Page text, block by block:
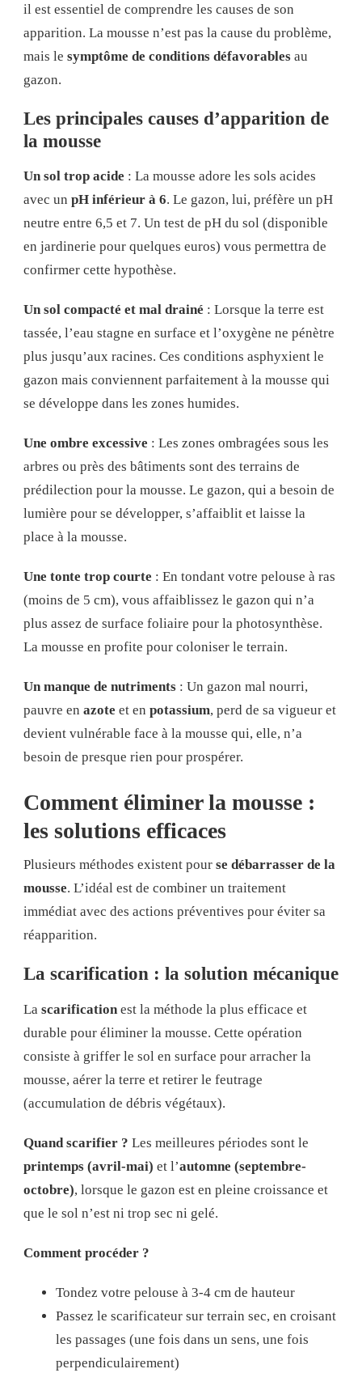
il est essentiel de comprendre les causes de son
apparition. La mousse n’est pas la cause du problème,
mais le symptôme de conditions défavorables au
gazon.
Les principales causes d’apparition de
la mousse
Un sol trop acide : La mousse adore les sols acides
avec un pH inférieur à 6. Le gazon, lui, préfère un pH
neutre entre 6,5 et 7. Un test de pH du sol (disponible
en jardinerie pour quelques euros) vous permettra de
confirmer cette hypothèse.
Un sol compacté et mal drainé : Lorsque la terre est
tassée, l’eau stagne en surface et l’oxygène ne pénètre
plus jusqu’aux racines. Ces conditions asphyxient le
gazon mais conviennent parfaitement à la mousse qui
se développe dans les zones humides.
Une ombre excessive : Les zones ombragées sous les
arbres ou près des bâtiments sont des terrains de
prédilection pour la mousse. Le gazon, qui a besoin de
lumière pour se développer, s’affaiblit et laisse la
place à la mousse.
Une tonte trop courte : En tondant votre pelouse à ras
(moins de 5 cm), vous affaiblissez le gazon qui n’a
plus assez de surface foliaire pour la photosynthèse.
La mousse en profite pour coloniser le terrain.
Un manque de nutriments : Un gazon mal nourri,
pauvre en azote et en potassium, perd de sa vigueur et
devient vulnérable face à la mousse qui, elle, n’a
besoin de presque rien pour prospérer.
Comment éliminer la mousse :
les solutions efficaces
Plusieurs méthodes existent pour se débarrasser de la
mousse. L’idéal est de combiner un traitement
immédiat avec des actions préventives pour éviter sa
réapparition.
La scarification : la solution mécanique
La scarification est la méthode la plus efficace et
durable pour éliminer la mousse. Cette opération
consiste à griffer le sol en surface pour arracher la
mousse, aérer la terre et retirer le feutrage
(accumulation de débris végétaux).
Quand scarifier ? Les meilleures périodes sont le
printemps (avril-mai) et l’automne (septembre-
octobre), lorsque le gazon est en pleine croissance et
que le sol n’est ni trop sec ni gelé.
Comment procéder ?
Tondez votre pelouse à 3-4 cm de hauteur
Passez le scarificateur sur terrain sec, en croisant
les passages (une fois dans un sens, une fois
perpendiculairement)